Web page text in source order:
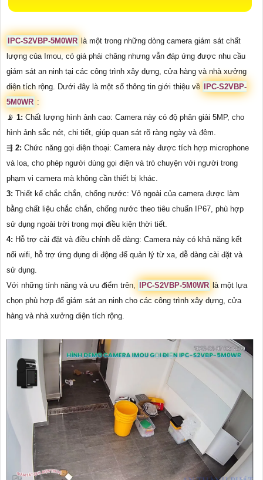
IPC-S2VBP-5M0WR là một trong những dòng camera giám sát chất
lượng của Imou, có giá phải chăng nhưng vẫn đáp ứng được nhu cầu
giám sát an ninh tại các công trình xây dựng, cửa hàng và nhà xưởng
diện tích rộng. Dưới đây là một số thông tin giới thiệu về
IPC-S2VBP-
5M0WR :
📡1:Chất lượng hình ảnh cao: Camera này có độ phân giải 5MP, cho
hình ảnh sắc nét, chi tiết, giúp quan sát rõ ràng ngày và đêm.
⇶ 2: Chức năng gọi điện thoại: Camera này được tích hợp microphone
và loa, cho phép người dùng gọi điện và trò chuyện với người trong
phạm vi camera mà không cần thiết bị khác.
3: Thiết kế chắc chắn, chống nước: Vỏ ngoài của camera được làm
bằng chất liệu chắc chắn, chống nước theo tiêu chuẩn IP67, phù hợp
sử dụng ngoài trời trong mọi điều kiện thời tiết.
4: Hỗ trợ cài đặt và điều chỉnh dễ dàng: Camera này có khả năng kết
nối wifi, hỗ trợ ứng dụng di động để quản lý từ xa, dễ dàng cài đặt và
sử dụng.
Với những tính năng và ưu điểm trên,
IPC-S2VBP-5M0WR là một lựa
chọn phù hợp để giám sát an ninh cho các công trình xây dựng, cửa
hàng và nhà xưởng diện tích rộng.